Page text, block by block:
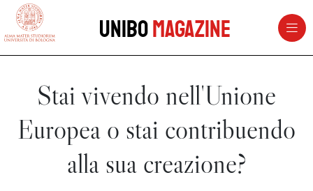
vai al contenuto della pagina
UniboMagazine
Stai vivendo nell'Unione
Europea o stai contribuendo
alla sua creazione?